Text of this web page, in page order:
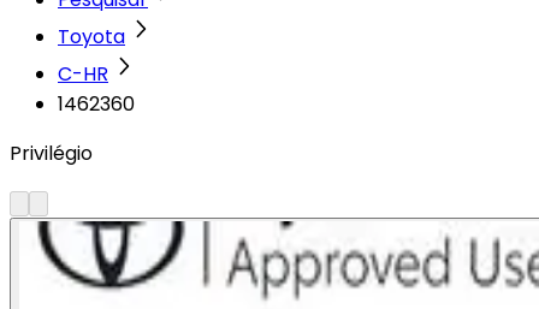
Toyota
C-HR
1462360
Privilégio